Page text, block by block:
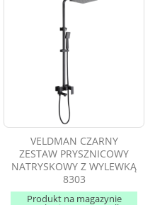
VELDMAN CZARNY
ZESTAW PRYSZNICOWY
NATRYSKOWY Z WYLEWKĄ
8303
Produkt na magazynie